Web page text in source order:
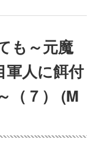
も～元魔
軍人に餌付
（７） (M